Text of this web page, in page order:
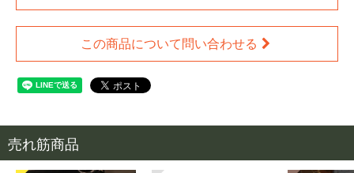
この商品について問い合わせる
売れ筋商品